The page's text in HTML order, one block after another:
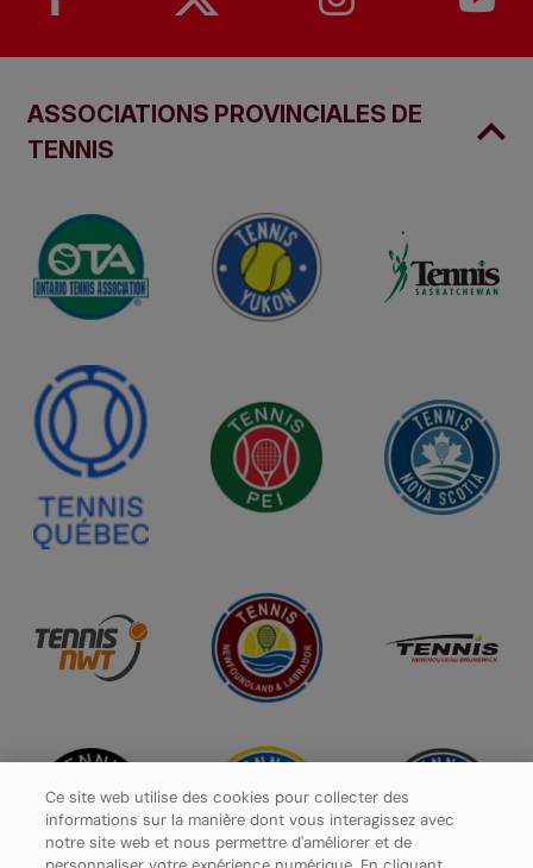
ASSOCIATIONS PROVINCIALES DE
TENNIS
Ce site web utilise des cookies pour collecter des
informations sur la manière dont vous interagissez avec
notre site web et nous permettre d'améliorer et de